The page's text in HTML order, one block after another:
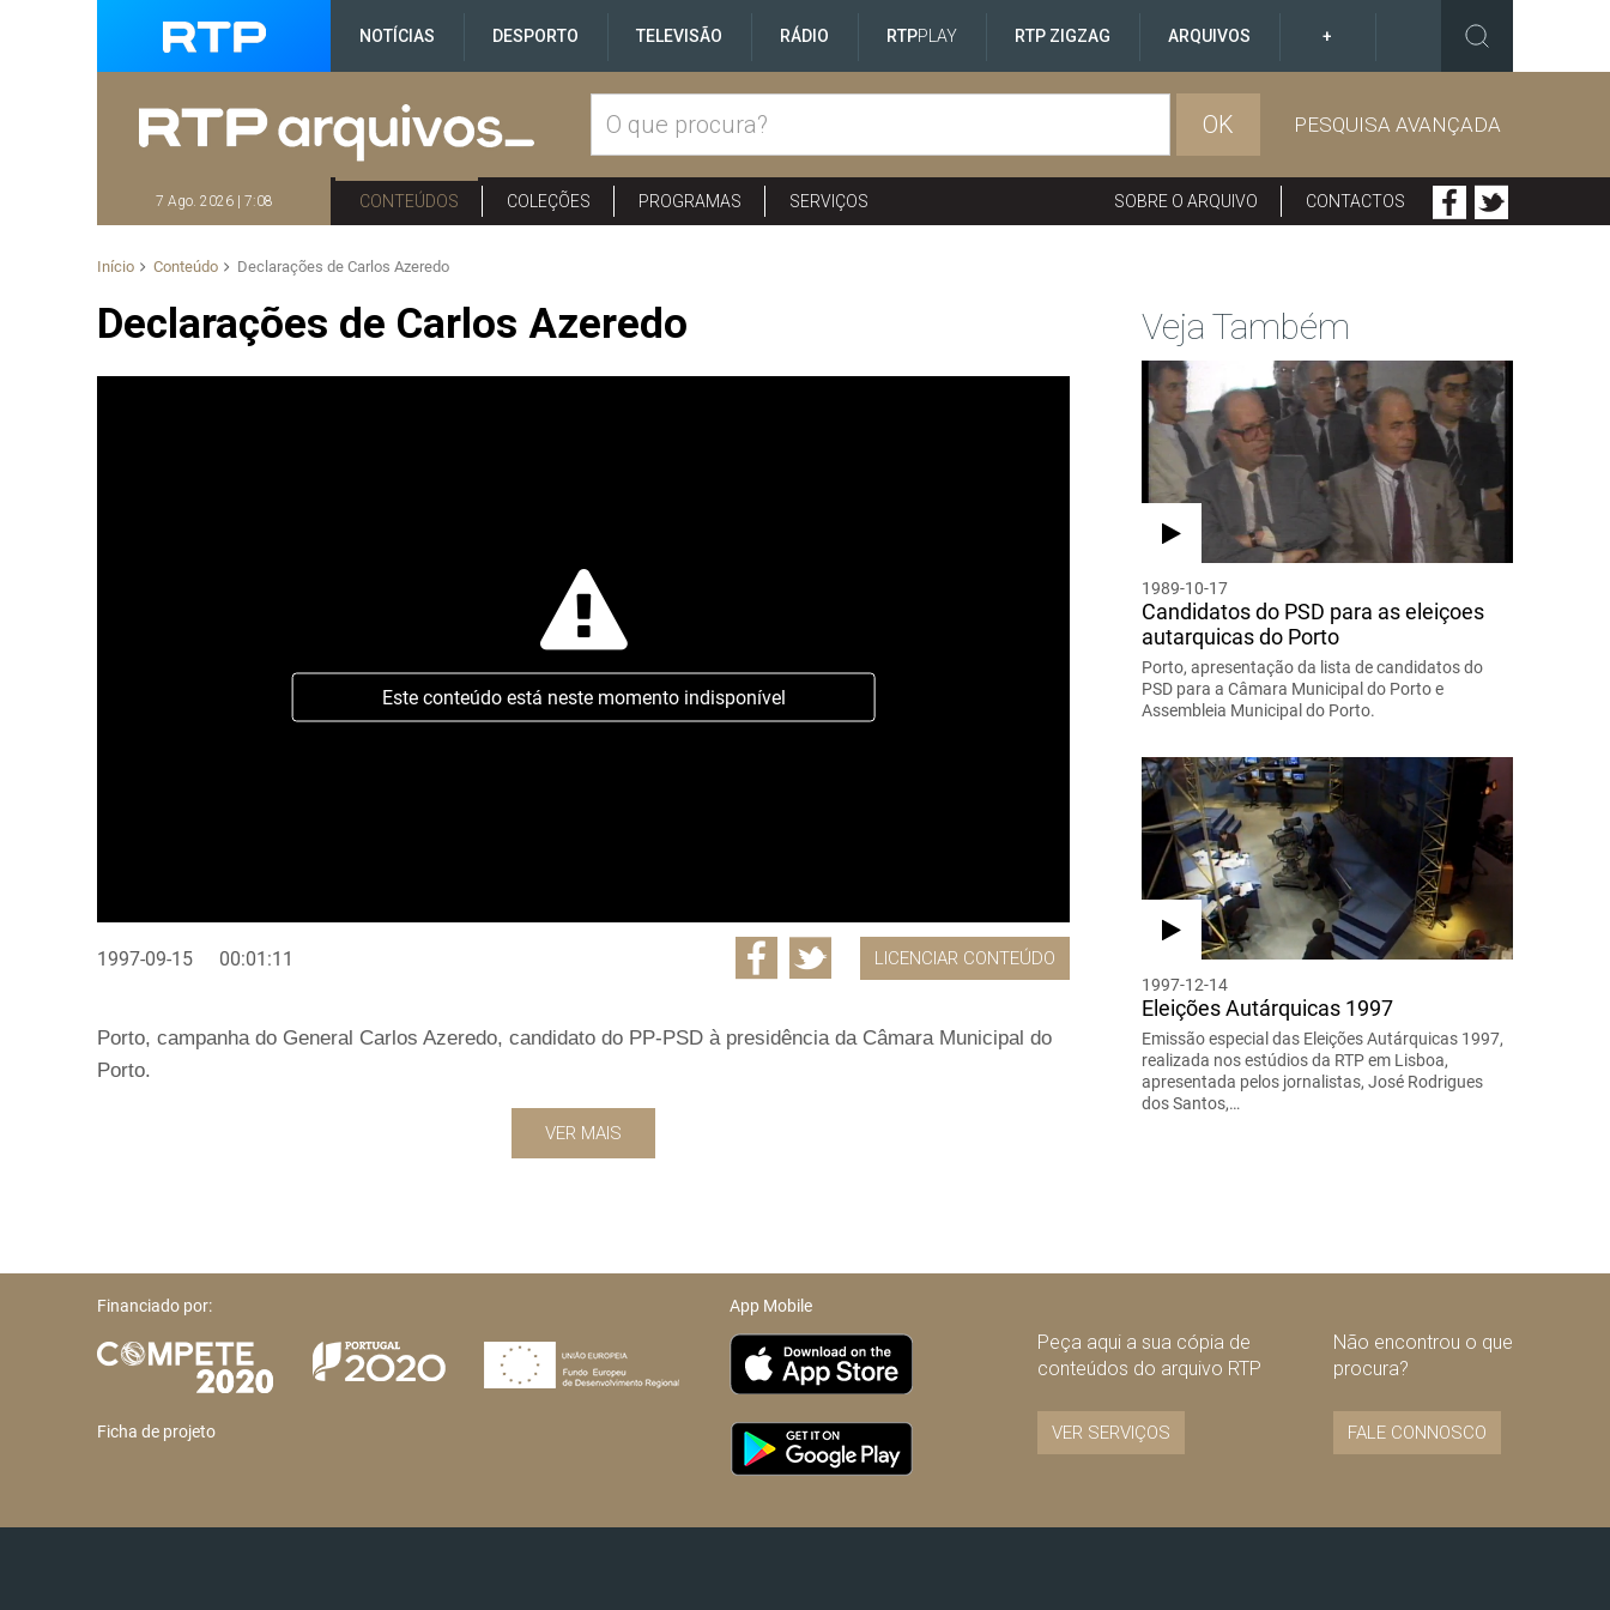
NOTÍCIAS DESPORTO TELEVISÃO RÁDIO RTPPLAY RTP ZIGZAG ARQUIVOS +
OK PESQUISA AVANÇADA
7 Ago. 2026 | 7:08 CONTEÚDOS COLEÇÕES PROGRAMAS SERVIÇOS SOBRE O ARQUIVO CONTACTOS
Início Conteúdo Declarações de Carlos Azeredo
Declarações de Carlos Azeredo
Este conteúdo está neste momento indisponível
1997-09-15 00:01:11 LICENCIAR CONTEÚDO
Porto, campanha do General Carlos Azeredo, candidato do PP-PSD à presidência da Câmara Municipal do
Porto.
VER MAIS
Veja Também
1989-10-17
Candidatos do PSD para as eleiçoes
autarquicas do Porto
Porto, apresentação da lista de candidatos do
PSD para a Câmara Municipal do Porto e
Assembleia Municipal do Porto.
1997-12-14
Eleições Autárquicas 1997
Emissão especial das Eleições Autárquicas 1997,
realizada nos estúdios da RTP em Lisboa,
apresentada pelos jornalistas, José Rodrigues
dos Santos,…
Financiado por:
Ficha de projeto
App Mobile
Peça aqui a sua cópia de
conteúdos do arquivo RTP
VER SERVIÇOS
Não encontrou o que
procura?
FALE CONNOSCO